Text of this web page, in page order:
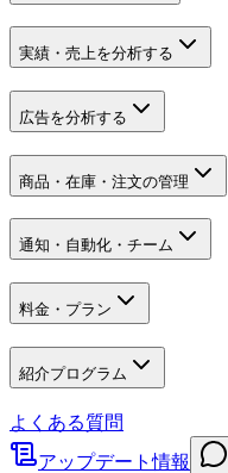
実績・売上を分析する
広告を分析する
商品・在庫・注文の管理
通知・自動化・チーム
料金・プラン
紹介プログラム
よくある質問
アップデート情報